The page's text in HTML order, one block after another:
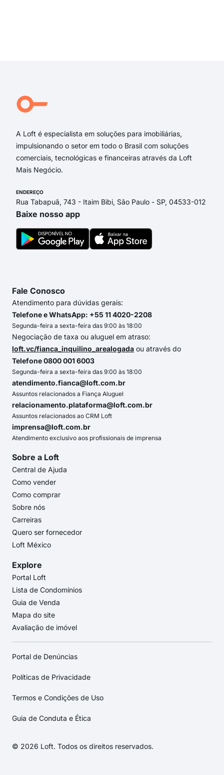
A Loft é especialista em soluções para imobiliárias,
impulsionando o setor em todo o Brasil com soluções
comerciais, tecnológicas e financeiras através da Loft
Mais Negócio.
ENDEREÇO
Rua Tabapuã, 743 - Itaim Bibi, São Paulo - SP, 04533-012
Baixe nosso app
Fale Conosco
Atendimento para dúvidas gerais:
Telefone e WhatsApp: +55 11 4020-2208
Segunda-feira a sexta-feira das 9:00 às 18:00
Negociação de taxa ou aluguel em atraso:
loft.vc/fianca_inquilino_arealogada ou através do
Telefone 0800 001 6003
Segunda-feira a sexta-feira das 9:00 às 18:00
atendimento.fianca@loft.com.br
Assuntos relacionados a Fiança Aluguel
relacionamento.plataforma@loft.com.br
Assuntos relacionados ao CRM Loft
imprensa@loft.com.br
Atendimento exclusivo aos profissionais de imprensa
Sobre a Loft
Central de Ajuda
Como vender
Como comprar
Sobre nós
Carreiras
Quero ser fornecedor
Loft México
Explore
Portal Loft
Lista de Condomínios
Guia de Venda
Mapa do site
Avaliação de imóvel
Portal de Denúncias
Políticas de Privacidade
Termos e Condições de Uso
Guia de Conduta e Ética
© 2026 Loft. Todos os direitos reservados.